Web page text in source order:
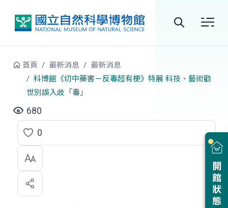
搜
開館狀態
首頁 最新消息
最新消息
科博館《切中藥害－反毒超有梗》特展 科技、藝術勸
世別誤入歧「毒」
680
點
選
喜
歡
0